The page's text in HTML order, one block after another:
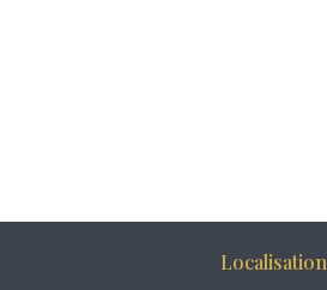
Localisation